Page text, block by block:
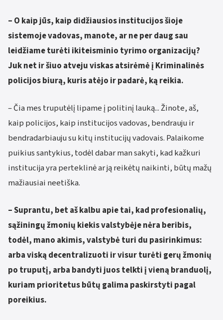
– O kaip jūs, kaip didžiausios institucijos šioje
sistemoje vadovas, manote, ar ne per daug sau
leidžiame turėti ikiteisminio tyrimo organizacijų?
Juk net ir šiuo atveju viskas atsirėmė į Kriminalinės
policijos biurą, kuris atėjo ir padarė, ką reikia.
– Čia mes truputėlį lipame į politinį lauką... Žinote, aš,
kaip policijos, kaip institucijos vadovas, bendrauju ir
bendradarbiauju su kitų institucijų vadovais. Palaikome
puikius santykius, todėl dabar man sakyti, kad kažkuri
institucija yra perteklinė ar ją reikėtų naikinti, būtų mažų
mažiausiai neetiška.
– Suprantu, bet aš kalbu apie tai, kad profesionalių,
sąžiningų žmonių kiekis valstybėje nėra beribis,
todėl, mano akimis, valstybė turi du pasirinkimus:
arba viską decentralizuoti ir visur turėti gerų žmonių
po truputį, arba bandyti juos telkti į vieną branduolį,
kuriam prioritetus būtų galima paskirstyti pagal
poreikius.